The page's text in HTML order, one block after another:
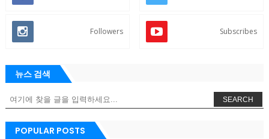
Followers Subscribes
뉴스 검색
SEARCH
POPULAR POSTS